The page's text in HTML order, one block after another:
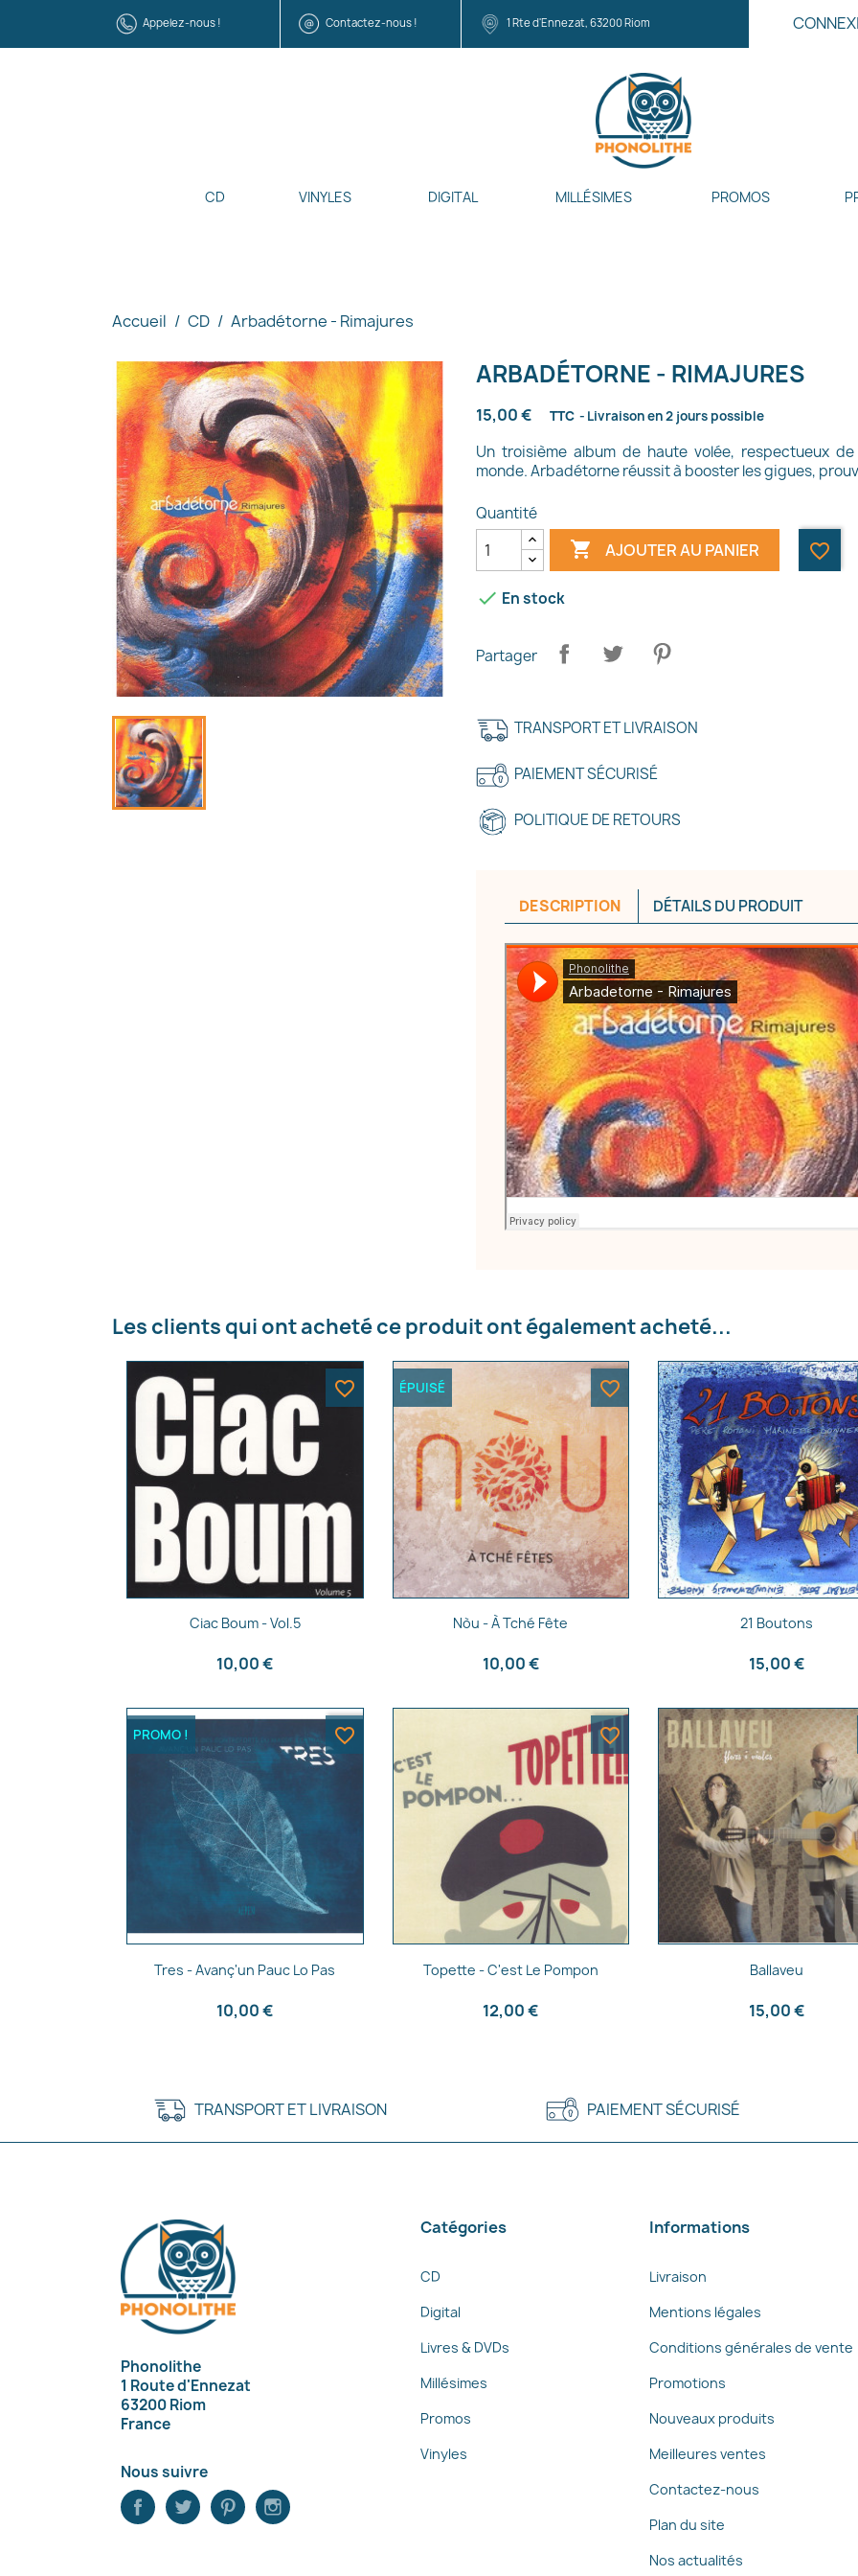
Appelez-nous ! Contactez-nous ! 1 Rte d'Ennezat, 63200 Riom
CD VINYLES DIGITAL MILLÉSIMES PROMOS
Accueil CD Arbadétorne - Rimajures
ARBADÉTORNE - RIMAJURES
15,00 € TTC Livraison en 2 jours possible
Un troisième album de haute volée, respectueux
monde. Arbadétorne réussit à booster les gigues,
Quantité
 AJOUTER AU PANIER favorite_border
 En stock
Partager
TRANSPORT ET LIVRAISON
PAIEMENT SÉCURISÉ
POLITIQUE DE RETOURS
DESCRIPTION DÉTAILS DU PRODUIT
Les clients qui ont acheté ce produit ont également acheté...
Aperçu rapide
Ciac Boum - Vol.5
10,00 €
favorite_border
Aperçu rapide
Nòu - À Tché Fête
10,00 €
ÉPUISÉ favorite_border
Aperçu rapide
21 Boutons
15,00 €
Aperçu rapide
Tres - Avanç'un Pauc Lo Pas
10,00 €
PROMO ! favorite_border
Aperçu rapide
Topette - C'est Le Pompon
12,00 €
favorite_border
Aperçu rapide
Ballaveu
15,00 €
Annuler Créer une liste d'envies
TRANSPORT ET LIVRAISON PAIEMENT SÉCURISÉ
Phonolithe
1 Route d'Ennezat
63200 Riom
France
Nous suivre
Catégories
CD
Digital
Livres & DVDs
Millésimes
Promos
Vinyles
Informations
Livraison
Mentions légales
Conditions générales de vente
Promotions
Nouveaux produits
Meilleures ventes
Contactez-nous
Plan du site
Nos actualités